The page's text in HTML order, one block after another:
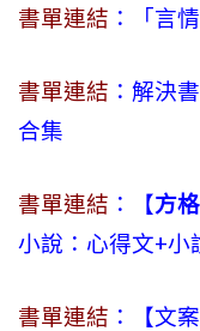
書單連結 ：「言
書單連結 ：解決
合集
書單連結 ：【方
小說：心得文+小
書單連結 ：【文